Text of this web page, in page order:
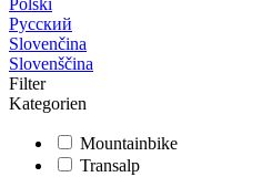
Polski
Русский
Slovenčina
Slovenščina
Filter
Kategorien
Mountainbike
Transalp